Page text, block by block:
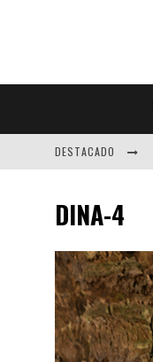
DESTACADO
DINA-4